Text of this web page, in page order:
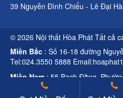
39 Nguyễn Đình Chiểu - Lê Đại
© 2026 Nội thất Hòa Phát Tất cả
Miền Bắc : Số 16-18 đường
Tel:024.3550 5888
Miền Nam : 55 Bạch Đằng,
Tel:028.3511 9211